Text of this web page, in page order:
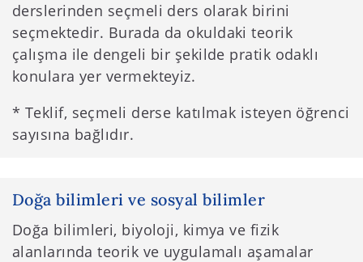
derslerinden seçmeli ders olarak birini
seçmektedir. Burada da okuldaki teorik
çalışma ile dengeli bir şekilde pratik odaklı
konulara yer vermekteyiz.
* Teklif, seçmeli derse katılmak isteyen öğrenci
sayısına bağlıdır.
Doğa bilimleri ve sosyal bilimler
Doğa bilimleri, biyoloji, kimya ve fizik
alanlarında teorik ve uygulamalı aşamalar